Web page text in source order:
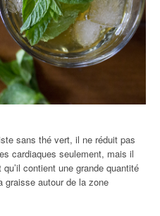
sans thé vert, il ne réduit pas
cardiaques seulement, mais il
contient une grande quantité
graisse autour de la zone